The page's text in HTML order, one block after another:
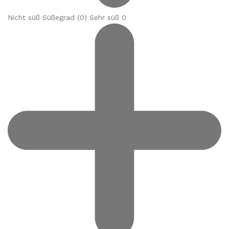
Nicht süß Süßegrad (0) Sehr süß 0